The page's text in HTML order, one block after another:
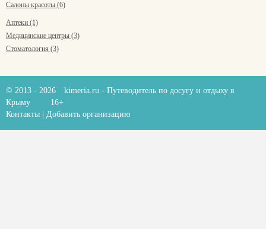
Салоны красоты (6)
Аптеки (1)
Медицинские центры (3)
Стоматология (3)
© 2013 - 2026 kimeria.ru - Путеводитель по досугу и отдыху в
Крыму
16+
Контакты
Добавить организацию